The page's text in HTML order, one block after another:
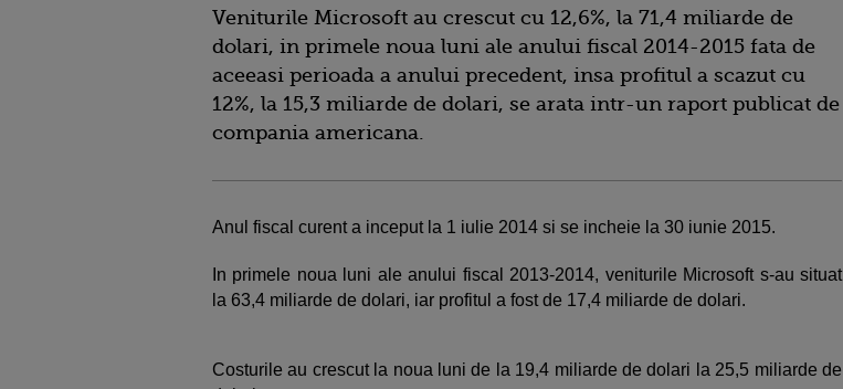
Veniturile Microsoft au crescut cu 12,6%, la 71,4 miliarde de
dolari, in primele noua luni ale anului fiscal 2014-2015 fata de
aceeasi perioada a anului precedent, insa profitul a scazut cu
12%, la 15,3 miliarde de dolari, se arata intr-un raport publicat de
compania americana.
Anul fiscal curent a inceput la 1 iulie 2014 si se incheie la 30 iunie 2015.
In primele noua luni ale anului fiscal 2013-2014, veniturile Microsoft s-au situat
la 63,4 miliarde de dolari, iar profitul a fost de 17,4 miliarde de dolari.
Costurile au crescut la noua luni de la 19,4 miliarde de dolari la 25,5 miliarde de